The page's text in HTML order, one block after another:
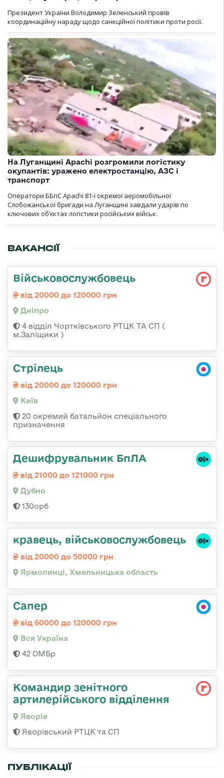
Президент України Володимир Зеленський провів
координаційну нараду щодо санкційної політики проти росії.
На Луганщині Apachi розгромили логістику
окупантів: уражено електростанцію, АЗС і
транспорт
Оператори ББпС Apachi 81-ї окремої аеромобільної
Слобожанської бригади на Луганщині завдали ударів по
ключових об’єктах логістики російських військ.
ВАКАНСІЇ
Військовослужбовець
від 20000 до 120000 грн
Дніпро
4 відділ Чортківського РТЦК ТА СП (
м.Заліщики )
Стрілець
від 20000 до 120000 грн
Київ
20 окремий батальйон спеціального
призначення
Дешифрувальник БпЛА
від 21000 до 121000 грн
Дубно
130орб
кравець, військовослужбовець
від 20000 до 50000 грн
Ярмолинці, Хмельницька область
Сапер
від 60000 до 120000 грн
Вся Україна
42 ОМБр
Командир зенітного
артилерійського відділення
Яворів
Яворівський РТЦК та СП
ПУБЛІКАЦІЇ